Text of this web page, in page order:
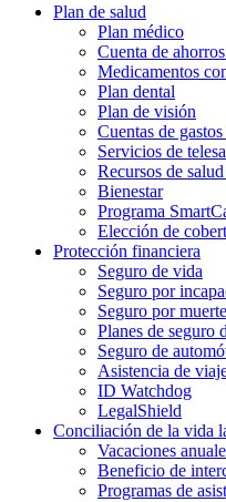
Plan de salud
Plan médico
Cuenta de
Medicamentos
Plan dental
Plan de visión
Cuentas de
Servicios de
Recursos de
Bienestar
Programa
Elección de
Protección financiera
Seguro de vida
Seguro por
Seguro por
Planes de seguro
Seguro de
Asistencia de
ID Watchdog
LegalShield
Conciliación de la vida
Vacaciones
Beneficio de
Programas de